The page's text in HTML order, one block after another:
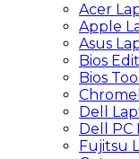
Acer
Apple
Asus
Bios
Bios
Dell
Dell PC
Fujitsu